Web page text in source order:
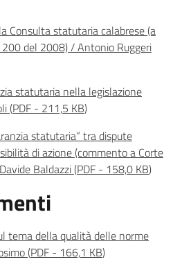
Consulta statutaria calabrese (a
del 2008) / Antonio Ruggeri
statutaria nella legislazione
(PDF - 211,5 KB)
statutaria” tra dispute
di azione (commento a Corte
Baldazzi(PDF - 158,0 KB)
tema della qualità delle norme
(PDF - 166,1 KB)